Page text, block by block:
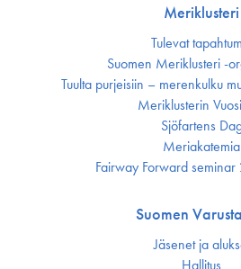
Meriklusteri
Tulevat
Suomen Meriklusteri -
Tuulta purjeisiin – merenkulku
Meriklusterin
Sjöfartens
Meriakatemia
Fairway Forward
Suomen
Jäsenet ja
Hallitus